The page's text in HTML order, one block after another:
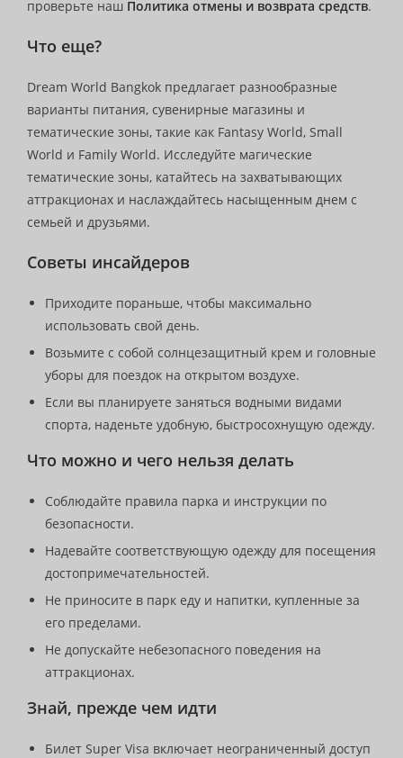
проверьте наш Политика отмены и возврата средств.
Что еще?
Dream World Bangkok предлагает разнообразные
варианты питания, сувенирные магазины и
тематические зоны, такие как Fantasy World, Small
World и Family World. Исследуйте магические
тематические зоны, катайтесь на захватывающих
аттракционах и наслаждайтесь насыщенным днем с
семьей и друзьями.
Советы инсайдеров
Приходите пораньше, чтобы максимально
использовать свой день.
Возьмите с собой солнцезащитный крем и головные
уборы для поездок на открытом воздухе.
Если вы планируете заняться водными видами
спорта, наденьте удобную, быстросохнущую одежду.
Что можно и чего нельзя делать
Соблюдайте правила парка и инструкции по
безопасности.
Надевайте соответствующую одежду для посещения
достопримечательностей.
Не приносите в парк еду и напитки, купленные за
его пределами.
Не допускайте небезопасного поведения на
аттракционах.
Знай, прежде чем идти
Билет Super Visa включает неограниченный доступ